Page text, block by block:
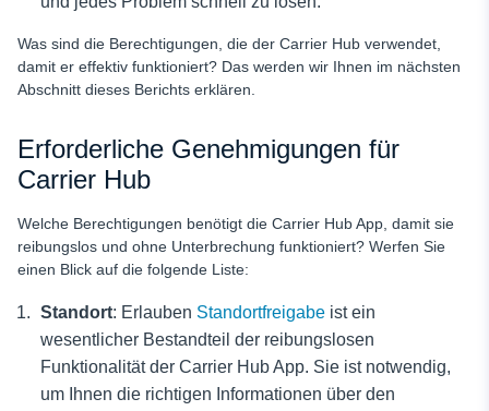
Was sind die Berechtigungen, die der Carrier Hub verwendet,
damit er effektiv funktioniert? Das werden wir Ihnen im nächsten
Abschnitt dieses Berichts erklären.
Erforderliche Genehmigungen für
Carrier Hub
Welche Berechtigungen benötigt die Carrier Hub App, damit sie
reibungslos und ohne Unterbrechung funktioniert? Werfen Sie
einen Blick auf die folgende Liste:
Standort: Erlauben Standortfreigabe ist ein
wesentlicher Bestandteil der reibungslosen
Funktionalität der Carrier Hub App. Sie ist notwendig,
um Ihnen die richtigen Informationen über den